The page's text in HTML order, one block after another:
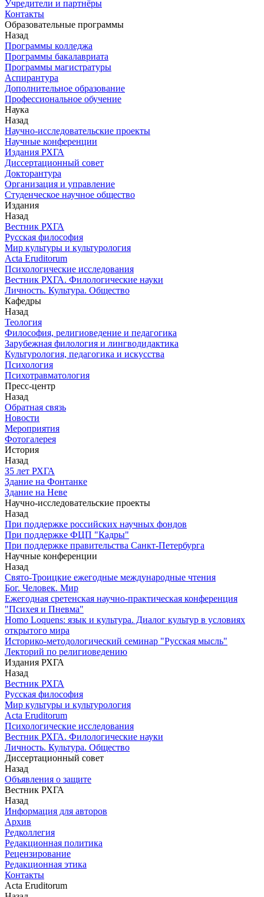
Учредители и партнёры
Контакты
Образовательные программы
Назад
Программы колледжа
Программы бакалавриата
Программы магистратуры
Аспирантура
Дополнительное образование
Профессиональное обучение
Наука
Назад
Научно-исследовательские проекты
Научные конференции
Издания РХГА
Диссертационный совет
Докторантура
Организация и управление
Студенческое научное общество
Издания
Назад
Вестник РХГА
Русская философия
Мир культуры и культурология
Acta Eruditorum
Психологические исследования
Вестник РХГА. Филологические науки
Личность. Культура. Общество
Кафедры
Назад
Теология
Философия, религиоведение и педагогика
Зарубежная филология и лингводидактика
Культурология, педагогика и искусства
Психология
Психотравматология
Пресс-центр
Назад
Обратная связь
Новости
Мероприятия
Фотогалерея
История
Назад
З5 лет РХГА
Здание на Фонтанке
Здание на Неве
Научно-исследовательские проекты
Назад
При поддержке российских научных фондов
При поддержке ФЦП "Кадры"
При поддержке правительства Санкт-Петербурга
Научные конференции
Назад
Свято-Троицкие ежегодные международные чтения
Бог. Человек. Мир
Ежегодная сретенская научно-практическая конференция
"Психея и Пневма"
Homo Loquens: язык и культура. Диалог культур в условиях
открытого мира
Историко-методологический семинар "Русская мысль"
Лекторий по религиоведению
Издания РХГА
Назад
Вестник РХГА
Русская философия
Мир культуры и культурология
Acta Eruditorum
Психологические исследования
Вестник РХГА. Филологические науки
Личность. Культура. Общество
Диссертационный совет
Назад
Объявления о защите
Вестник РХГА
Назад
Информация для авторов
Архив
Редколлегия
Редакционная политика
Рецензирование
Редакционная этика
Контакты
Acta Eruditorum